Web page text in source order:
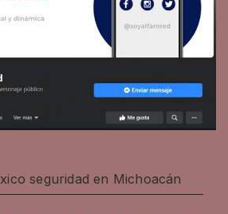
seguridad en Michoacán